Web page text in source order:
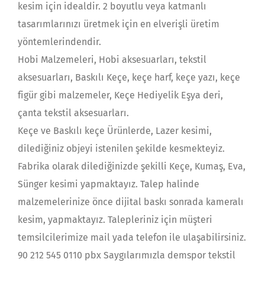
kesim için idealdir. 2 boyutlu veya katmanlı
tasarımlarınızı üretmek için en elverişli üretim
yöntemlerindendir.
Hobi Malzemeleri, Hobi aksesuarları, tekstil
aksesuarları, Baskılı Keçe, keçe harf, keçe yazı, keçe
figür gibi malzemeler, Keçe Hediyelik Eşya deri,
çanta tekstil aksesuarları.
Keçe ve Baskılı keçe Ürünlerde, Lazer kesimi,
dilediğiniz objeyi istenilen şekilde kesmekteyiz.
Fabrika olarak dilediğinizde şekilli Keçe, Kumaş, Eva,
Sünger kesimi yapmaktayız. Talep halinde
malzemelerinize önce dijital baskı sonrada kameralı
kesim, yapmaktayız. Talepleriniz için müşteri
temsilcilerimize mail yada telefon ile ulaşabilirsiniz.
90 212 545 0110 pbx Saygılarımızla demspor tekstil